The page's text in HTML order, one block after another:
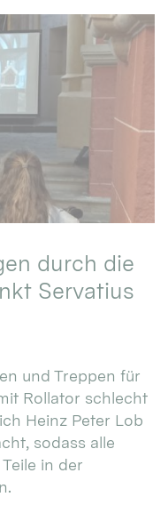
durch die
Servatius
und Treppen für
Rollator schlecht
Heinz Peter Lob
sodass alle
in der